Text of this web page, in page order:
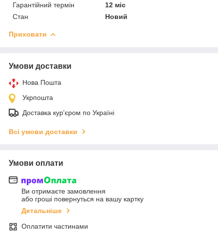
Гарантійний термін
12 міс
Стан
Новий
Приховати
Умови доставки
Нова Пошта
Укрпошта
Доставка кур'єром по Україні
Всі умови доставки
Умови оплати
Ви отримаєте замовлення
або гроші повернуться на вашу картку
Детальніше
Оплатити частинами